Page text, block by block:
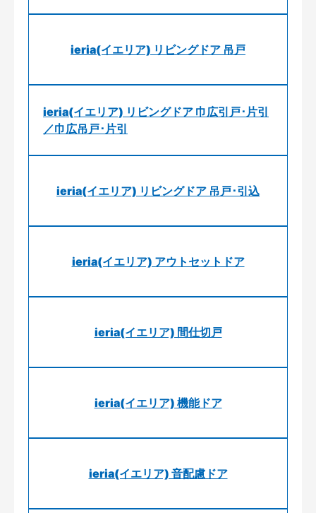
ieria(イエリア) リビングドア 吊戸
ieria(イエリア) リビングドア 巾広引戸･片引
／巾広吊戸･片引
ieria(イエリア) リビングドア 吊戸･引込
ieria(イエリア) アウトセットドア
ieria(イエリア) 間仕切戸
ieria(イエリア) 機能ドア
ieria(イエリア) 音配慮ドア